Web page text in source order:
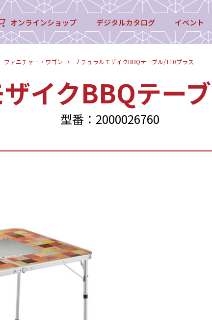
オンラインショップ デジタルカタログ イベント
ファニチャー・ワゴン ナチュラルモザイクBBQテーブル/110プラス
イクBBQテー
型番：2000026760